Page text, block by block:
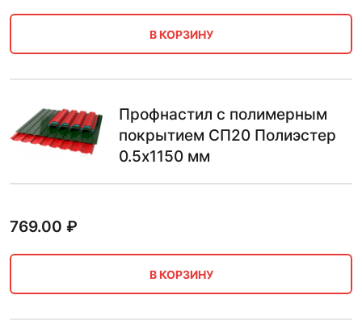
В КОРЗИНУ
Профнастил с полимерным
покрытием СП20 Полиэстер
0.5х1150 мм
769.00 ₽
В КОРЗИНУ